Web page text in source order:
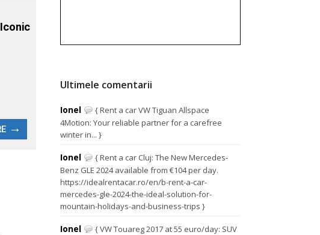
Ultimele comentarii
Ionel
{ Rent a car VW Tiguan Allspace
4Motion: Your reliable partner for a carefree
winter in... }
Ionel
{ Rent a car Cluj: The New Mercedes-
Benz GLE 2024 available from €104 per day.
https://idealrentacar.ro/en/b-rent-a-car-
mercedes-gle-2024-the-ideal-solution-for-
mountain-holidays-and-business-trips }
Ionel
{ VW Touareg 2017 at 55 euro/day: SUV